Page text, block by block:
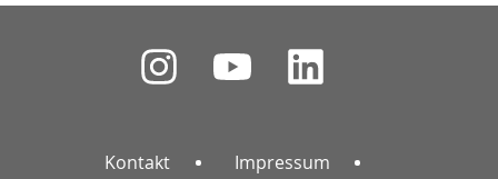
Kontakt Impressum